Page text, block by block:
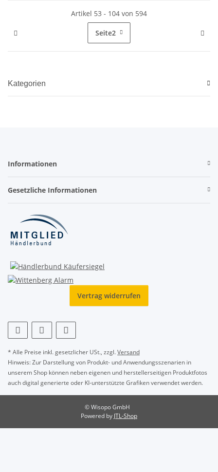
Artikel 53 - 104 von 594
Seite2
Kategorien
Informationen
Gesetzliche Informationen
Vertrag widerrufen
* Alle Preise inkl. gesetzlicher USt., zzgl.Versand
Hinweis: Zur Darstellung von Produkt- und Anwendungsszenarien in
unserem Shop können neben eigenen und herstellerseitigen Produktfotos
auch digital generierte oder KI-unterstützte Grafiken verwendet werden.
© Wisopo GmbH
Powered by JTL-Shop